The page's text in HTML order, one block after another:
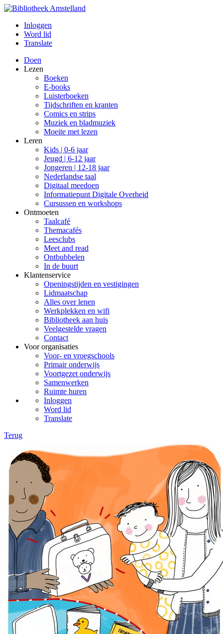
Inloggen
Word lid
Translate
Doen
Lezen
Boeken
E-books
Luisterboeken
Tijdschriften en kranten
Comics en strips
Muziek en bladmuziek
Moeite met lezen
Leren
Kids | 0-6 jaar
Jeugd | 6-12 jaar
Jongeren | 12-18 jaar
Nederlandse taal
Digitaal meedoen
Informatiepunt Digitale Overheid
Cursussen en workshops
Ontmoeten
Taalcafé
Themacafés
Leesclubs
Meet and read
Ontbubbelen
In de buurt
Klantenservice
Openingstijden en vestigingen
Lidmaatschap
Alles over lenen
Werkplekken en wifi
Bibliotheek aan huis
Veelgestelde vragen
Contact
Voor organisaties
Voor- en vroegschools
Primair onderwijs
Voortgezet onderwijs
Samenwerken
Ruimte huren
Inloggen
Word lid
Translate
Terug